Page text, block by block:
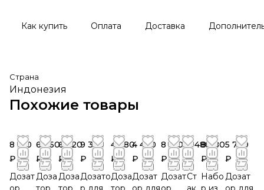
Как купить Оплата Доставка
Страна
Индонезия
Похожие товары
8 160
₽
Дозат
6 960
₽
Доза
6 720
₽
Доза
9 360
₽
Дозато
4 680
₽
Доза
4 440
₽
Дозат
8 160
₽
Дозат
3 480
₽
Ст
8 280
₽
Набо
5 760
₽
Дозат